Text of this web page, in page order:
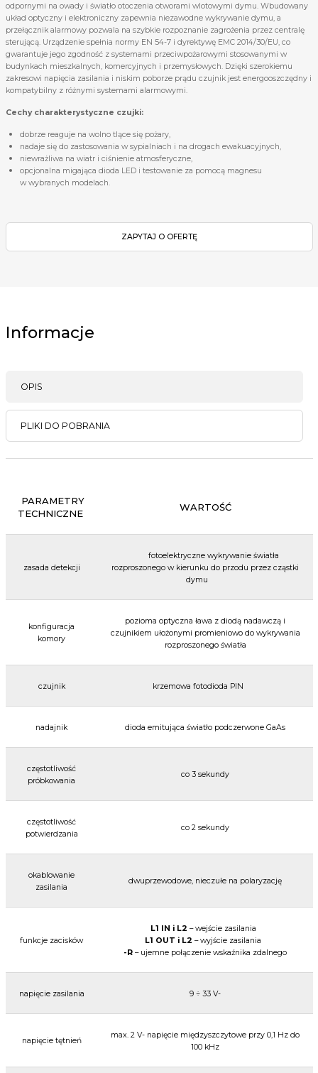
odpornymi na owady i światło otoczenia otworami wlotowymi dymu. Wbudowany
układ optyczny i elektroniczny zapewnia niezawodne wykrywanie dymu, a
przełącznik alarmowy pozwala na szybkie rozpoznanie zagrożenia przez centralę
sterującą. Urządzenie spełnia normy EN 54-7 i dyrektywę EMC 2014/30/EU, co
gwarantuje jego zgodność z systemami przeciwpożarowymi stosowanymi w
budynkach mieszkalnych, komercyjnych i przemysłowych. Dzięki szerokiemu
zakresowi napięcia zasilania i niskim poborze prądu czujnik jest energooszczędny i
kompatybilny z różnymi systemami alarmowymi.
Cechy charakterystyczne czujki:
dobrze reaguje na wolno tlące się pożary,
nadaje się do zastosowania w sypialniach i na drogach ewakuacyjnych,
niewrażliwa na wiatr i ciśnienie atmosferyczne,
opcjonalna migająca dioda LED i testowanie za pomocą magnesu
w wybranych modelach.
ZAPYTAJ O OFERTĘ
Informacje
OPIS
PLIKI DO POBRANIA
PARAMETRY
TECHNICZNE
WARTOŚĆ
zasada detekcji
fotoelektryczne wykrywanie światła
rozproszonego w kierunku do przodu przez cząstki
dymu
konfiguracja
komory
pozioma optyczna ława z diodą nadawczą i
czujnikiem ułożonymi promieniowo do wykrywania
rozproszonego światła
czujnik krzemowa fotodioda PIN
nadajnik dioda emitująca światło podczerwone GaAs
częstotliwość
próbkowania
co 3 sekundy
częstotliwość
potwierdzania
co 2 sekundy
okablowanie
zasilania
dwuprzewodowe, nieczułe na polaryzację
funkcje zacisków
L1 IN i L2 – wejście zasilania
L1 OUT i L2 – wyjście zasilania
-R – ujemne połączenie wskaźnika zdalnego
napięcie zasilania 9 ÷ 33 V-
napięcie tętnień
max. 2 V- napięcie międzyszczytowe przy 0,1 Hz do
100 kHz